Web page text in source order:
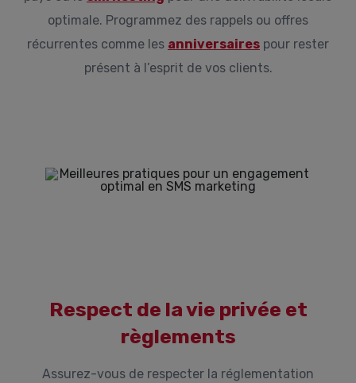
optimale. Programmez des rappels ou offres
récurrentes comme les anniversaires pour rester
présent à l’esprit de vos clients.
Respect de la vie privée et
règlements
Assurez-vous de respecter la réglementation